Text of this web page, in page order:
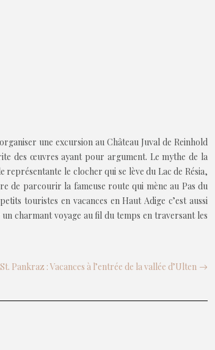
une excursion au Château Juval de Reinhold
des œuvres ayant pour argument. Le mythe de la
le clocher qui se lève du Lac de Résia,
de parcourir la fameuse route qui mène au Pas du
touristes en vacances en Haut Adige c’est aussi
charmant voyage au fil du temps en traversant les
St. Pankraz : Vacances à l’entrée de la vallée d’Ulten